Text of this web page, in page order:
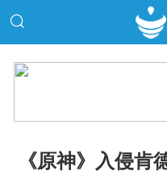
《原神》入侵